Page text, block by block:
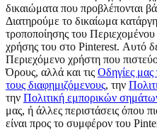
δικαιώματα που προβλέπονται
Διατηρούμε το δικαίωμα
τροποποίησης του
χρήσης του στο Pinterest. Αυτό
Περιεχόμενο χρήστη που
Όρους, αλλά και τις Οδηγίες μας
τους διαφημιζόμενους, την
την Πολιτική εμπορικών
μας, ή άλλες περιστάσεις όπου
είναι προς το συμφέρον του